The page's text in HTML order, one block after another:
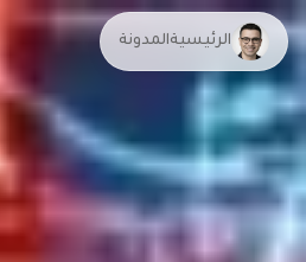
الرئيسيةالمدونة